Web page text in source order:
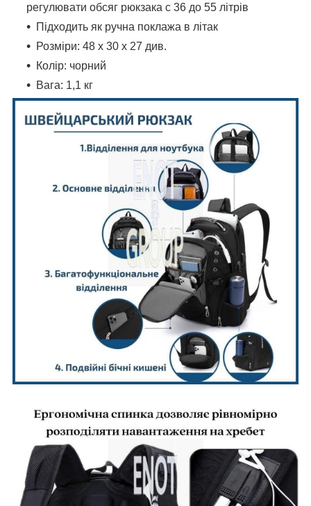
регулювати обсяг рюкзака c 36 до 55 літрів
Підходить як ручна поклажа в літак
Розміри: 48 х 30 х 27 див.
Колір: чорний
Вага: 1,1 кг